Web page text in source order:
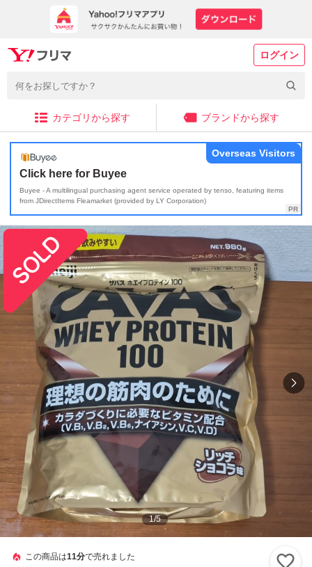
ログイン
カテゴリから探す ブランドから探す
Click here for Buyee
Buyee - A multilingual purchasing agent service operated by tenso, featuring items
from JDirectItems Fleamarket (provided by LY Corporation)
Overseas Visitors
1/5
この商品は11分で売れました